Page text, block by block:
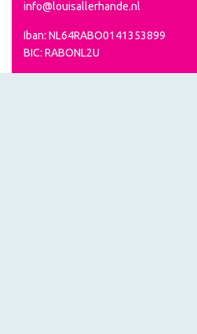
info@louisallerhande.nl
Iban: NL64RABO0141353899
BIC: RABONL2U